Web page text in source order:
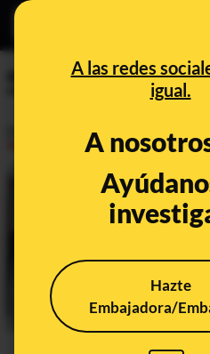
A las redes
igual.
A
Hazte
Embajadora/
empleo
La afiliación a la
"única y general",